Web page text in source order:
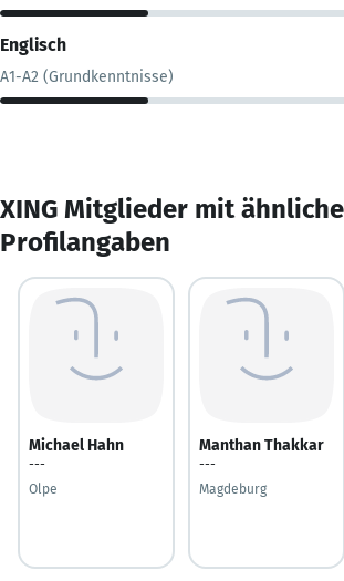
Englisch
A1-A2 (Grundkenntnisse)
XING Mitglieder mit
Profilangaben
Michael Hahn
---
Olpe
Manthan Thakkar
---
Magdeburg